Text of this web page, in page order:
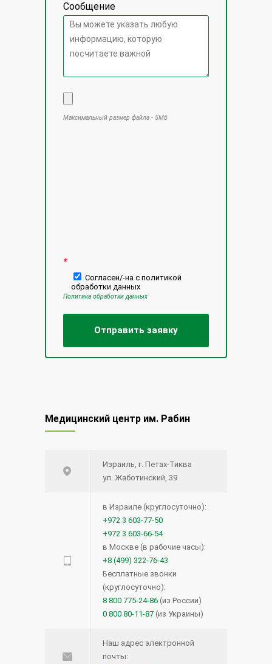
Сообщение
Максимальный размер файла - 5Мб
*
Согласен/-на с политикой
обработки данных
Политика обработки данных
Медицинский центр им. Рабин
Израиль, г. Петах-Тиква
ул. Жаботинский, 39
в Израиле (круглосуточно):
+972 3 603-77-50
+972 3 603-66-54
в Москве (в рабочие часы):
+8 (499) 322-76-43
Бесплатные звонки
(круглосуточно):
8 800 775-24-86 (из России)
0 800 80-11-87 (из Украины)
Наш адрес электронной
почты: